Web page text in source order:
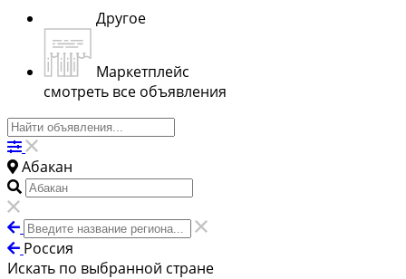
Другое
Маркетплейс
смотреть все объявления
Абакан
Россия
Искать по выбранной стране